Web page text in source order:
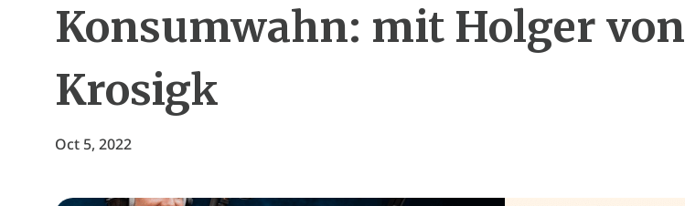
Konsumwahn: mit Holger von
Krosigk
Oct 5, 2022